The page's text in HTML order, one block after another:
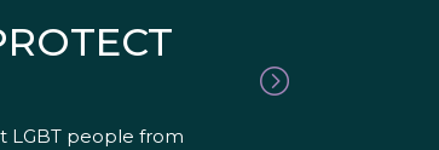
LGBT people from